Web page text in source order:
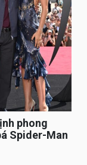
phong
Spider-Man